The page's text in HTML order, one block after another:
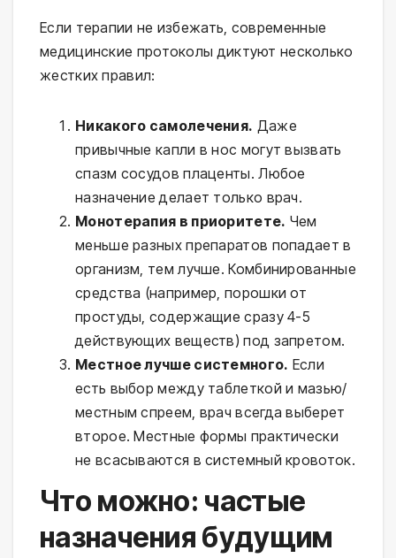
Если терапии не избежать, современные
медицинские протоколы диктуют несколько
жестких правил:
Никакого самолечения. Даже
привычные капли в нос могут вызвать
спазм сосудов плаценты. Любое
назначение делает только врач.
Монотерапия в приоритете. Чем
меньше разных препаратов попадает в
организм, тем лучше. Комбинированные
средства (например, порошки от
простуды, содержащие сразу 4-5
действующих веществ) под запретом.
Местное лучше системного. Если
есть выбор между таблеткой и мазью/
местным спреем, врач всегда выберет
второе. Местные формы практически
не всасываются в системный кровоток.
Что можно: частые
назначения будущим